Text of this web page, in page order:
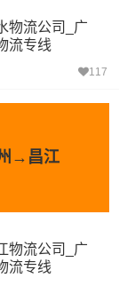
物流公司_广
流专线
117
→昌江
物流公司_广
流专线